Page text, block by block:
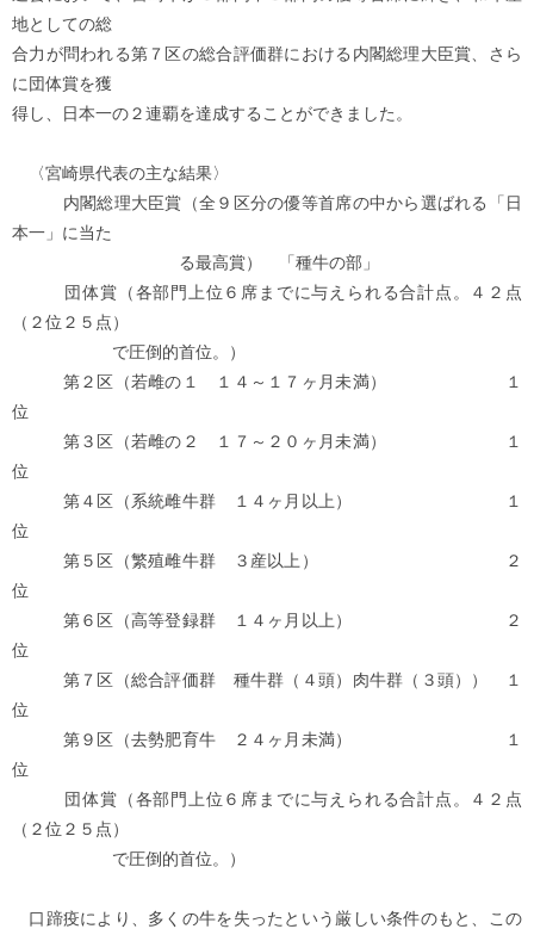
地としての総
合力が問われる第７区の総合評価群における内閣総理大臣賞、さら
に団体賞を獲
得し、日本一の２連覇を達成することができました。
〈宮崎県代表の主な結果〉
内閣総理大臣賞（全９区分の優等首席の中から選ばれる「日
本一」に当た
る最高賞） 「種牛の部」
団体賞（各部門上位６席までに与えられる合計点。４２点
（２位２５点）
で圧倒的首位。）
第２区（若雌の１ １４～１７ヶ月未満） １
位
第３区（若雌の２ １７～２０ヶ月未満） １
位
第４区（系統雌牛群 １４ヶ月以上） １
位
第５区（繁殖雌牛群 ３産以上） ２
位
第６区（高等登録群 １４ヶ月以上） ２
位
第７区（総合評価群 種牛群（４頭）肉牛群（３頭）） １
位
第９区（去勢肥育牛 ２４ヶ月未満） １
位
団体賞（各部門上位６席までに与えられる合計点。４２点
（２位２５点）
で圧倒的首位。）
口蹄疫により、多くの牛を失ったという厳しい条件のもと、この